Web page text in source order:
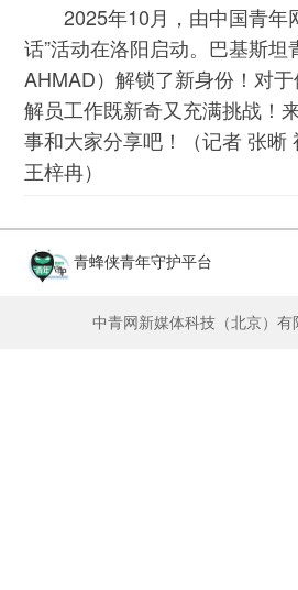
2025年10月，由中国青年
话”活动在洛阳启动。巴基斯坦
AHMAD）解锁了新身份！对
解员工作既新奇又充满挑战！
事和大家分享吧！（记者 张晰
王梓冉）
青蜂侠青年守护平台
中青网新媒体科技（北京）